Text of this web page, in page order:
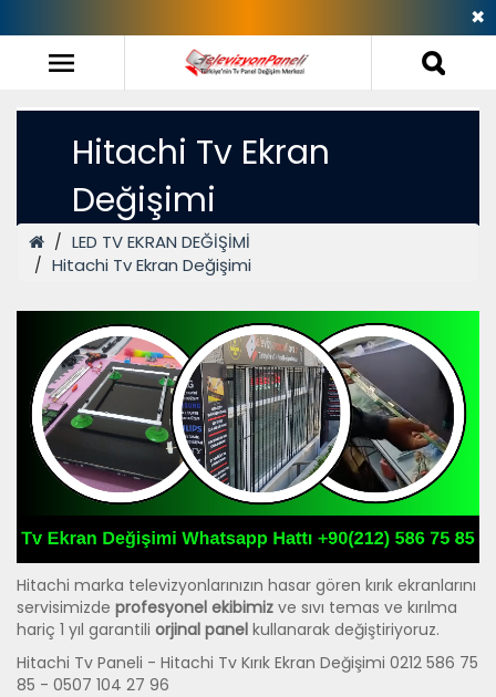
✖
Hitachi Tv Ekran
Değişimi
LED TV EKRAN DEĞİŞİMİ
Hitachi Tv Ekran Değişimi
Hitachi marka televizyonlarınızın hasar gören kırık ekranlarını
servisimizde profesyonel ekibimiz ve sıvı temas ve kırılma
hariç 1 yıl garantili orjinal panel kullanarak değiştiriyoruz.
Hitachi Tv Paneli - Hitachi Tv Kırık Ekran Değişimi 0212 586 75
85 - 0507 104 27 96